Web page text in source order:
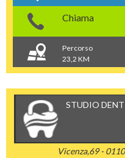
Chiama
Percorso
23,2 KM
STUDIO
Vicenza,69 -